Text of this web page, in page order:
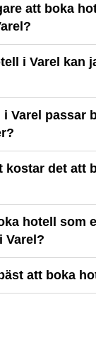
att boka
i Varel kan
Varel passar
kostar det att
hotell som
Varel?
att boka